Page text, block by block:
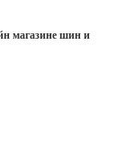
магазине шин и